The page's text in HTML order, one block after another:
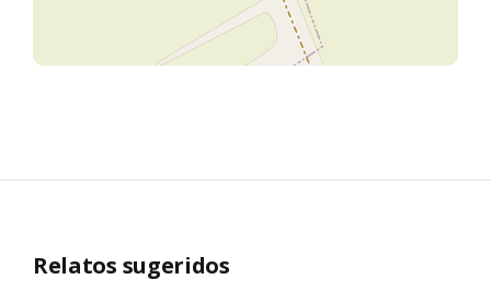
Relatos sugeridos